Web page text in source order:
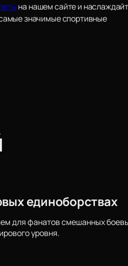
на нашем сайте и
значимые спортивные
единоборствах
для фанатов смешанных
уровня.